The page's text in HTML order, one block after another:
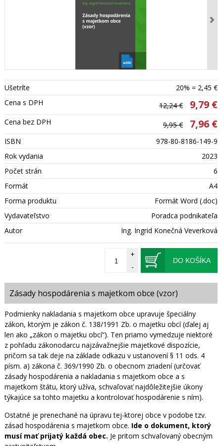
Ušetríte
20% = 2,45 €
Cena s DPH
12,24 € 9,79 €
Cena bez DPH 9,95 € 7,96 €
ISBN
978-80-8186-149-9
Rok vydania
2023
Počet strán
6
Formát
A4
Forma produktu
Formát Word (.doc)
Vydavateľstvo
Poradca podnikateľa
Autor
Ing. Ingrid Konečná Veverková
DO KOŠÍKA
+
-
Zásady hospodárenia s majetkom obce (vzor)
Podmienky nakladania s majetkom obce upravuje špeciálny
zákon, ktorým je zákon č. 138/1991 Zb. o majetku obcí (ďalej aj
len ako „zákon o majetku obcí“). Ten priamo vymedzuje niektoré
z pohľadu zákonodarcu najzávažnejšie majetkové dispozície,
pričom sa tak deje na základe odkazu v ustanovení § 11 ods. 4
písm. a) zákona č. 369/1990 Zb. o obecnom zriadení (určovať
zásady hospodárenia a nakladania s majetkom obce a s
majetkom štátu, ktorý užíva, schvaľovať najdôležitejšie úkony
týkajúce sa tohto majetku a kontrolovať hospodárenie s ním).
Ostatné je prenechané na úpravu tej-ktorej obce v podobe tzv.
zásad hospodárenia s majetkom obce. Ide o dokument, ktorý
musí mať prijatý každá obec. Je pritom schvaľovaný obecným